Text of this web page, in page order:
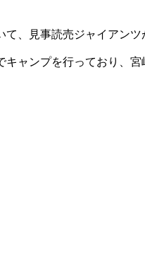
、見事読売ジャイアンツ
ャンプを行っており、